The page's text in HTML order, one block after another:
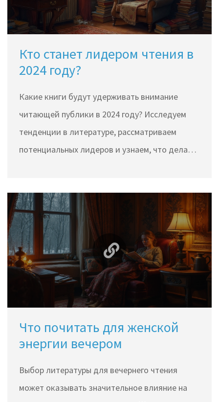
Кто станет лидером чтения в
2024 году?
Какие книги будут удерживать внимание
читающей публики в 2024 году? Исследуем
тенденции в литературе, рассматриваем
потенциальных лидеров и узнаем, что делает
которые могут захватить наше внимание.
Получаем советы о том, какие книги стоит
добавить в свой список для чтения в этом
году.
Что почитать для женской
энергии вечером
Выбор литературы для вечернего чтения
может оказывать значительное влияние на